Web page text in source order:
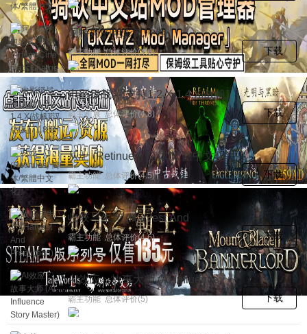
阿特姆的电影式冲锋
(ArtemsCinematicCharges) 简体/繁
體中文化
霸主功能 总体评价(4.6) 下载
电影级战斗[支持1.2.X-1.4.X/战帆]
[汉化版][7.18更新]
霸主扩展 总体评价(4.8) 下载
从士 (Retinues) 简体/繁體中文化
霸主功能 总体评价(4.5) 下载
收获与生产 (Harvest And
Production) 简体/繁體中文化
霸主功能 总体评价(4.6) 下载
AI效应：故事大师 (AI Influence
Story Master)【终极编辑器】
霸主功能 总体评价(5) 下载